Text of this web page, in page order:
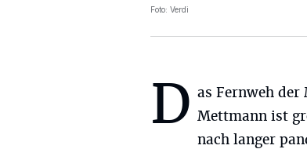
Foto: Verdi
D as Fernweh der
Mettmann ist
nach langer